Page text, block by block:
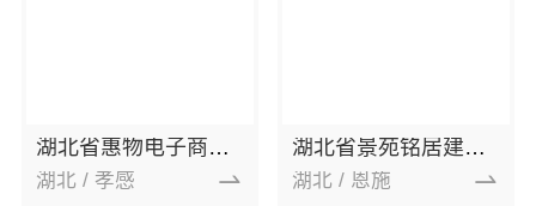
湖北省惠物电子商务有限公司
湖北 / 孝感
湖北省景苑铭居建筑装饰有限公司
湖北 / 恩施